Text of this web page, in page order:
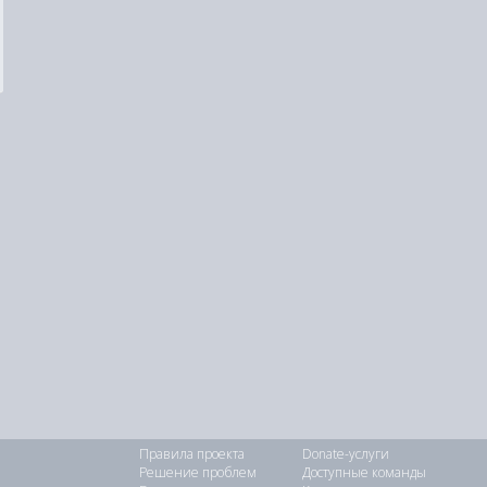
Правила проекта
Donate-услуги
Решение проблем
Доступные команды